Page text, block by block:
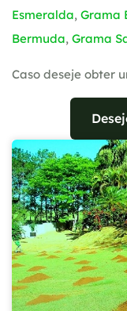
Esmeralda, Grama
Bermuda, Grama
Caso deseje obter